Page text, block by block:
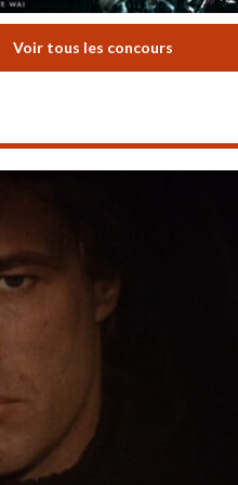
Voir tous les concours